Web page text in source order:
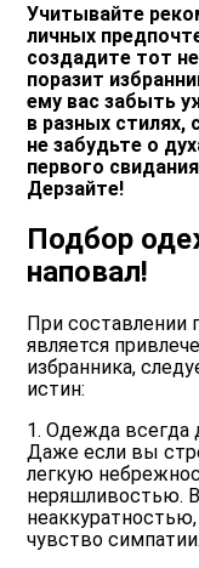
Учитывайте
личных
создадите тот
поразит
ему вас забыть
в разных стилях,
не забудьте о
первого
Дерзайте!
Подбор
наповал!
При составлении
является
избранника,
истин:
1. Одежда всегда
Даже если вы
легкую
неряшливостью.
чувство симпатии.